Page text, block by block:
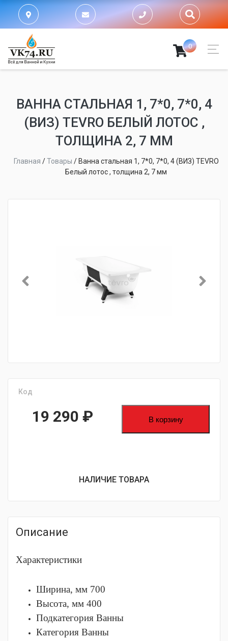
0
ВАННА СТАЛЬНАЯ 1, 7*0, 7*0, 4
(ВИЗ) TEVRO БЕЛЫЙ ЛОТОС ,
ТОЛЩИНА 2, 7 ММ
Главная /Товары / Ванна стальная 1, 7*0, 7*0, 4 (ВИЗ) TEVRO
Белый лотос , толщина 2, 7 мм
Код
19 290 ₽ В корзину
НАЛИЧИЕ ТОВАРА
Описание
Характеристики
Ширина, мм 700
Высота, мм 400
Подкатегория Ванны
Категория Ванны